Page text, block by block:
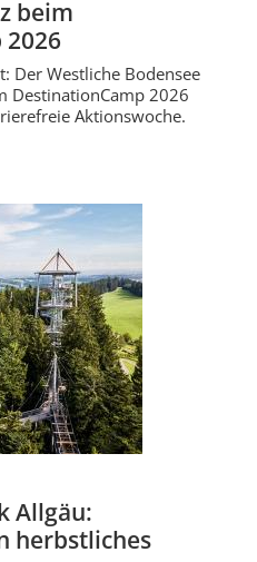
beim
Der Westliche Bodensee
DestinationCamp 2026
Aktionswoche.
Allgäu:
herbstliches